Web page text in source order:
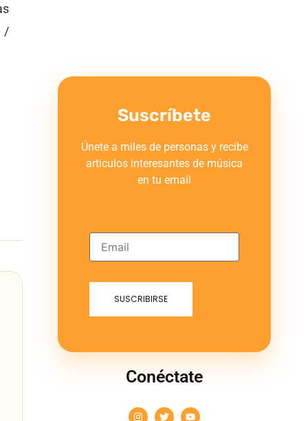
/
Suscríbete
Únete a miles de personas y recibe
articulos interesantes de música
en tu email
Conéctate